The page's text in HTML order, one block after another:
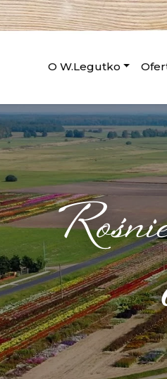
O W.Legutko